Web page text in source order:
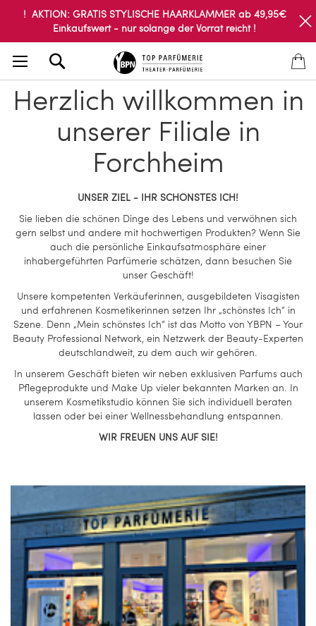
! AKTION: GRATIS STYLISCHE HAARKLAMMER ab 49,95€
Einkaufswert - nur solange der Vorrat reicht !
Herzlich willkommen in
unserer Filiale in
Forchheim
UNSER ZIEL - IHR SCHÖNSTES ICH!
Sie lieben die schönen Dinge des Lebens und verwöhnen sich
gern selbst und andere mit hochwertigen Produkten? Wenn Sie
auch die persönliche Einkaufsatmosphäre einer
inhabergeführten Parfümerie schätzen, dann besuchen Sie
unser Geschäft!
Unsere kompetenten Verkäuferinnen, ausgebildeten Visagisten
und erfahrenen Kosmetikerinnen setzen Ihr „schönstes Ich“ in
Szene. Denn „Mein schönstes Ich“ ist das Motto von YBPN – Your
Beauty Professional Network, ein Netzwerk der Beauty-Experten
deutschlandweit, zu dem auch wir gehören.
In unserem Geschäft bieten wir neben exklusiven Parfums auch
Pflegeprodukte und Make Up vieler bekannten Marken an. In
unserem Kosmetikstudio können Sie sich individuell beraten
lassen oder bei einer Wellnessbehandlung entspannen.
WIR FREUEN UNS AUF SIE!